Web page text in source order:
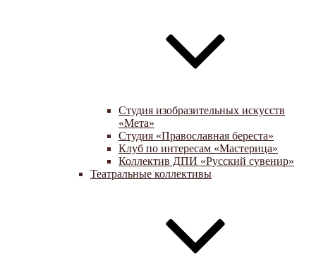
Студия изобразительных искусств
«Мета»
Студия «Православная береста»
Клуб по интересам «Мастерица»
Коллектив ДПИ «Русский сувенир»
Театральные коллективы